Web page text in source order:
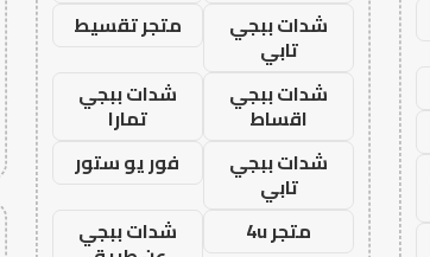
شدات ببجي
تابي
متجر تقسيط
شدات ببجي
اقساط
شدات ببجي
تمارا
شدات ببجي
تابي
فور يو ستور
متجر 4u
شدات ببجي